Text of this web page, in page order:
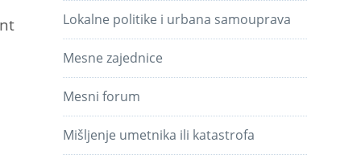
Lokalne politike i urbana samouprava
Mesne zajednice
Mesni forum
Mišljenje umetnika ili katastrofa